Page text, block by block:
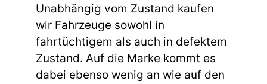
Unabhängig vom Zustand kaufen
wir Fahrzeuge sowohl in
fahrtüchtigem als auch in defektem
Zustand. Auf die Marke kommt es
dabei ebenso wenig an wie auf den